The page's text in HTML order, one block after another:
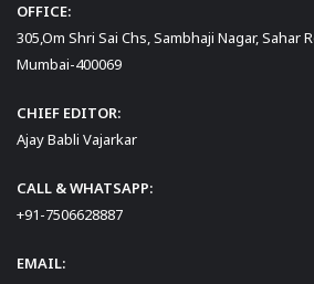
OFFICE:
305,Om Shri Sai Chs, Sambhaji Nagar, Sahar
Mumbai-400069
CHIEF EDITOR:
Ajay Babli Vajarkar
CALL & WHATSAPP:
+91-7506628887
EMAIL: